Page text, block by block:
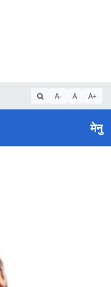
A- A A+
मेनु